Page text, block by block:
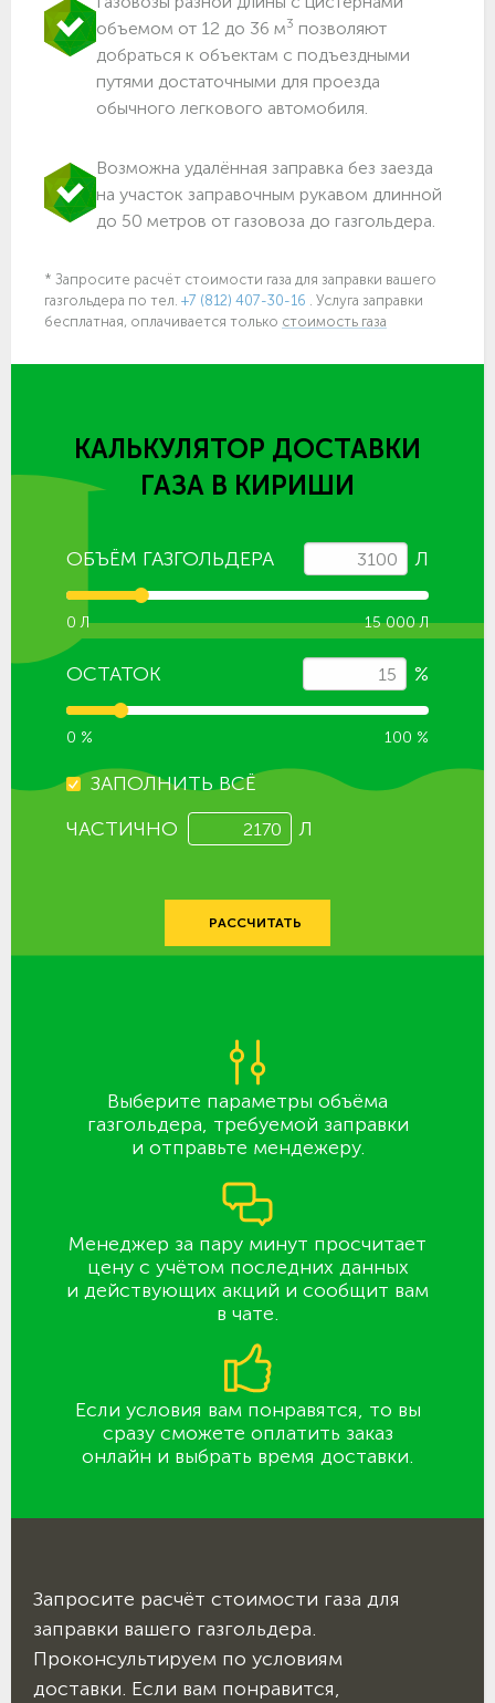
объемом от 12 до 36 м3 позволяют
добраться к объектам c подъездными
путями достаточными для проезда
обычного легкового автомобиля.
Возможна удалённая заправка без заезда
на участок заправочным рукавом длинной
до 50 метров от газовоза до газгольдера.
* Запросите расчёт стоимости газа для заправки вашего
газгольдера по тел. +7 (812) 407-30-16 . Услуга заправки
бесплатная, оплачивается только стоимость газа
КАЛЬКУЛЯТОР ДОСТАВКИ
ГАЗА В КИРИШИ
ОБЪЁМ ГАЗГОЛЬДЕРА Л
0 Л 15 000 Л
ОСТАТОК %
0 % 100 %
ЗАПОЛНИТЬ ВСЁ
ЧАСТИЧНО
Л
РАССЧИТАТЬ
Выберите параметры объёма
газгольдера, требуемой заправки
и отправьте мендежеру.
Менеджер за пару минут просчитает
цену с учётом последних данных
и действующих акций и сообщит вам
в чате.
Если условия вам понравятся, то вы
сразу сможете оплатить заказ
онлайн и выбрать время доставки.
Запросите расчёт стоимости газа для
заправки вашего газгольдера.
Проконсультируем по условиям
доставки. Если вам понравится,